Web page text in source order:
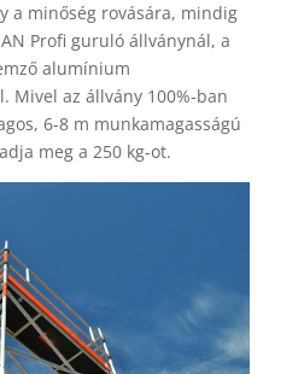
a minőség rovására, mindig
Profi guruló állványnál, a
alumínium
Mivel az állvány 100%-ban
6-8 m munkamagasságú
meg a 250 kg-ot.